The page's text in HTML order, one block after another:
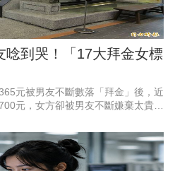
唸到哭！「17大拜金女標
元被男友不斷數落「拜金」後，近
元，女方卻被男友不斷嫌棄太貴，